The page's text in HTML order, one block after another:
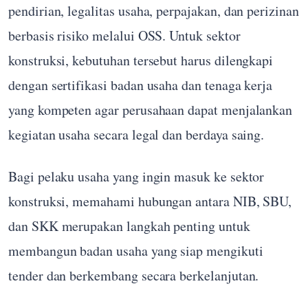
pendirian, legalitas usaha, perpajakan, dan perizinan
berbasis risiko melalui OSS. Untuk sektor
konstruksi, kebutuhan tersebut harus dilengkapi
dengan sertifikasi badan usaha dan tenaga kerja
yang kompeten agar perusahaan dapat menjalankan
kegiatan usaha secara legal dan berdaya saing.
Bagi pelaku usaha yang ingin masuk ke sektor
konstruksi, memahami hubungan antara NIB, SBU,
dan SKK merupakan langkah penting untuk
membangun badan usaha yang siap mengikuti
tender dan berkembang secara berkelanjutan.